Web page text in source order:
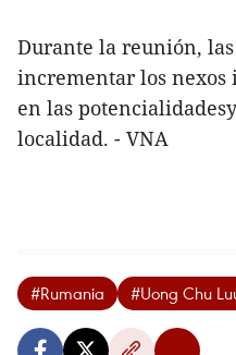
Durante la reunión,
incrementar los nexos
en las
localidad. - VNA
#Rumania #Uong Chu